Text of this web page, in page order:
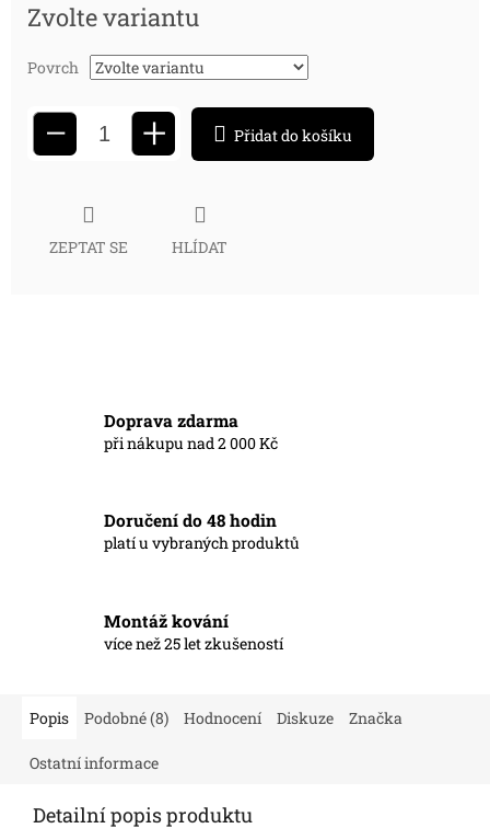
Zvolte variantu
Povrch
− + Přidat do košíku
ZEPTAT SE HLÍDAT
Doprava zdarma
při nákupu nad 2 000 Kč
Doručení do 48 hodin
platí u vybraných produktů
Montáž kování
více než 25 let zkušeností
Popis Podobné (8) Hodnocení Diskuze Značka
Ostatní informace
Detailní popis produktu